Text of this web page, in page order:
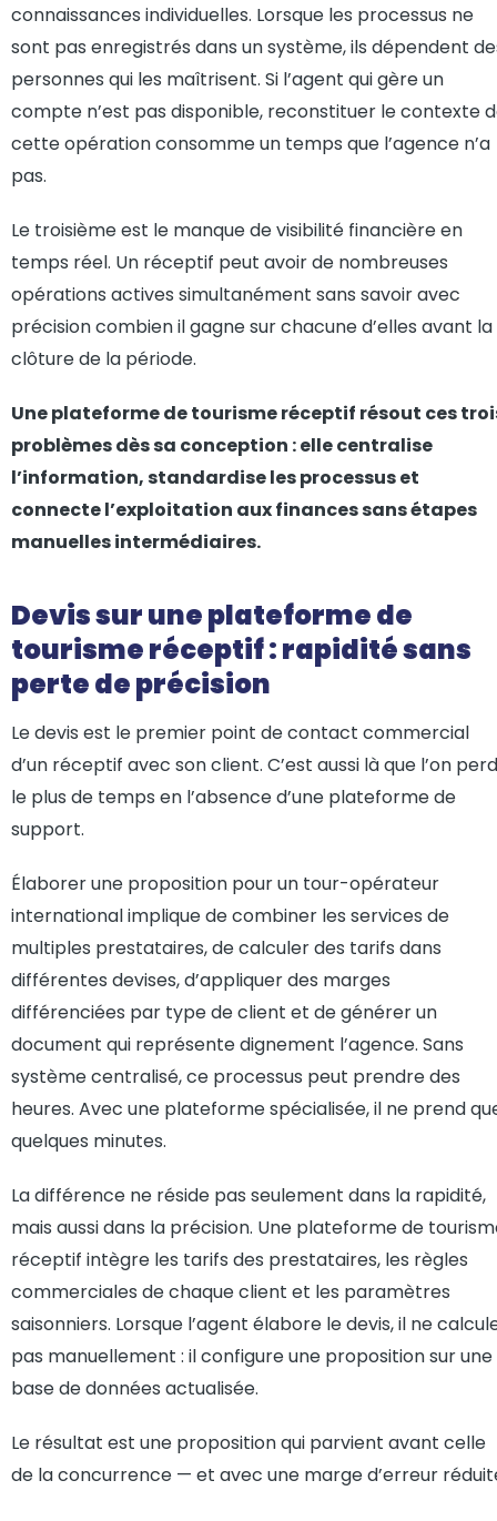
connaissances individuelles. Lorsque les processus ne
sont pas enregistrés dans un système, ils dépendent
personnes qui les maîtrisent. Si l’agent qui gère un
compte n’est pas disponible, reconstituer le contexte
cette opération consomme un temps que l’agence n’a
pas.
Le troisième est le manque de visibilité financière en
temps réel. Un réceptif peut avoir de nombreuses
opérations actives simultanément sans savoir avec
précision combien il gagne sur chacune d’elles avant la
clôture de la période.
Une plateforme de tourisme réceptif résout ces
problèmes dès sa conception : elle centralise
l’information, standardise les processus et
connecte l’exploitation aux finances sans étapes
manuelles intermédiaires.
Devis sur une plateforme de
tourisme réceptif : rapidité sans
perte de précision
Le devis est le premier point de contact commercial
d’un réceptif avec son client. C’est aussi là que l’on perd
le plus de temps en l’absence d’une plateforme de
support.
Élaborer une proposition pour un tour-opérateur
international implique de combiner les services de
multiples prestataires, de calculer des tarifs dans
différentes devises, d’appliquer des marges
différenciées par type de client et de générer un
document qui représente dignement l’agence. Sans
système centralisé, ce processus peut prendre des
heures. Avec une plateforme spécialisée, il ne prend
quelques minutes.
La différence ne réside pas seulement dans la rapidité,
mais aussi dans la précision. Une plateforme de
réceptif intègre les tarifs des prestataires, les règles
commerciales de chaque client et les paramètres
saisonniers. Lorsque l’agent élabore le devis, il ne
pas manuellement : il configure une proposition sur une
base de données actualisée.
Le résultat est une proposition qui parvient avant celle
de la concurrence — et avec une marge d’erreur